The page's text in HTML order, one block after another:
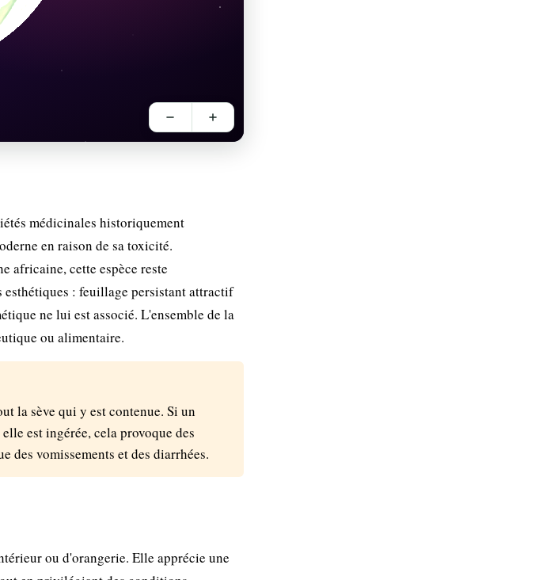
médicinales historiquement
en raison de sa toxicité.
africaine, cette espèce reste
esthétiques : feuillage persistant attractif
ne lui est associé. L'ensemble de la
ou alimentaire.
la sève qui y est contenue. Si un
est ingérée, cela provoque des
des vomissements et des diarrhées.
ou d'orangerie. Elle apprécie une